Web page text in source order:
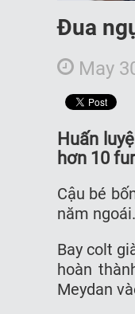
Đua
May
Huấn
hơn 10
Cậu bé
năm ngoái.
Bay colt
hoàn
Meydan